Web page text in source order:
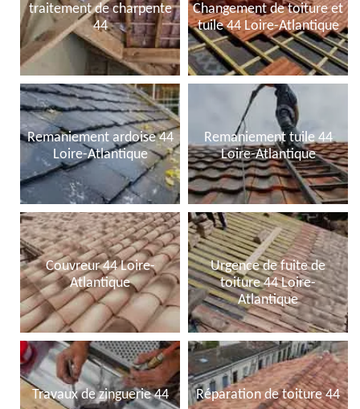
traitement de charpente
44
Changement de toiture et
tuile 44 Loire-Atlantique
Remaniement ardoise 44
Loire-Atlantique
Remaniement tuile 44
Loire-Atlantique
Couvreur 44 Loire-
Atlantique
Urgence de fuite de
toiture 44 Loire-
Atlantique
Travaux de zinguerie 44 Réparation de toiture 44